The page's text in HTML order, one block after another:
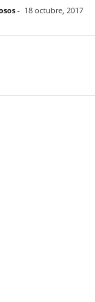
- 18 octubre, 2017